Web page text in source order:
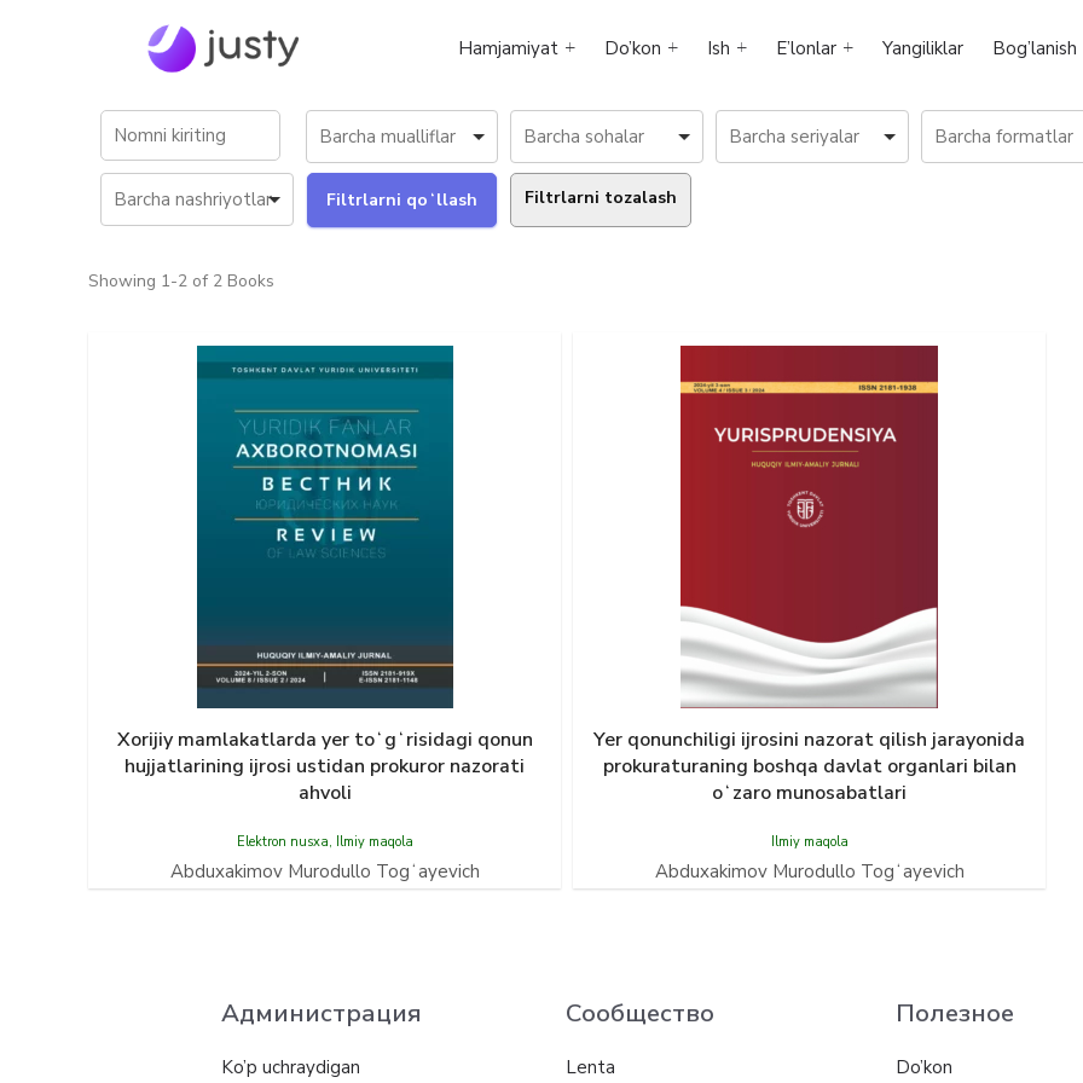
Hamjamiyat Do’kon Ish E’lonlar Yangiliklar Bog’lanish
Filtrlarni tozalash
Showing 1-2 of 2 Books
Xorijiy mamlakatlarda yer toʻgʻrisidagi qonun
hujjatlarining ijrosi ustidan prokuror nazorati
ahvoli
Elektron nusxa, Ilmiy maqola
Abduxakimov Murodullo Togʻayevich
Yer qonunсhiligi ijrosini nazorat qilish jarayonida
prokuraturaning boshqa davlat organlari bilan
oʻzaro munosabatlari
Ilmiy maqola
Abduxakimov Murodullo Togʻayevich
Администрация
Ko’p uchraydigan
Сообщество
Lenta
Полезное
Do’kon